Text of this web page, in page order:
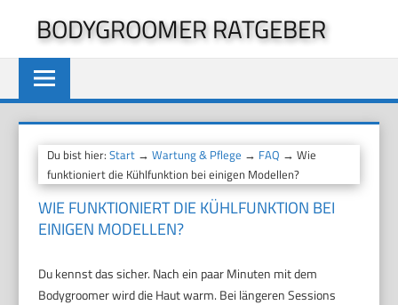
springen
BODYGROOMER RATGEBER
Du bist hier:Start →Wartung & Pflege → FAQ → Wie
funktioniert die Kühlfunktion bei einigen Modellen?
WIE FUNKTIONIERT DIE KÜHLFUNKTION BEI
EINIGEN MODELLEN?
Du kennst das sicher. Nach ein paar Minuten mit dem
Bodygroomer wird die Haut warm. Bei längeren Sessions